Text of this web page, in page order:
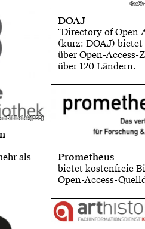
DOAJ
"Directory of Open
(kurz: DOAJ)
über Open-Access-
über 120 Ländern.
Bibliothek (EZB)
Bibliothek (EZB)
als
Prometheus
bietet kostenfreie
Open-Access-